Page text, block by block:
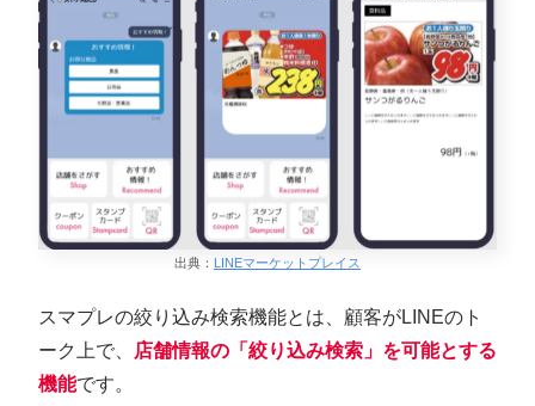
出典： LINEマーケットプレイス
スマプレの絞り込み検索機能とは、顧客がLINEのト
ーク上で、
店舗情報の「絞り込み検索」を可能とする
機能です。